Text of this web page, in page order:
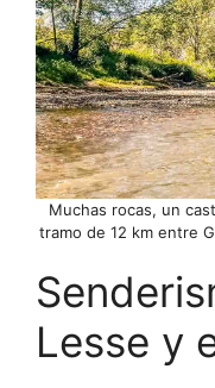
Muchas rocas, un
tramo de 12 km entre
Lesse y